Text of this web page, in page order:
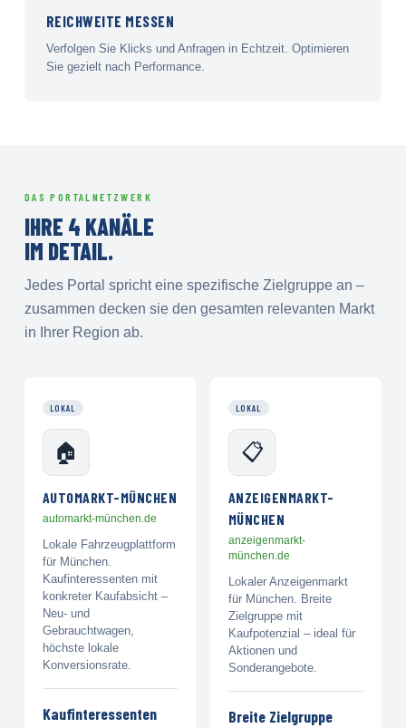
REICHWEITE MESSEN
Verfolgen Sie Klicks und Anfragen in Echtzeit. Optimieren
Sie gezielt nach Performance.
DAS PORTALNETZWERK
IHRE 4 KANÄLE
IM DETAIL.
Jedes Portal spricht eine spezifische Zielgruppe an –
zusammen decken sie den gesamten relevanten Markt
in Ihrer Region ab.
LOKAL
🏠
AUTOMARKT-MÜNCHEN
automarkt-münchen.de
Lokale Fahrzeugplattform
für München.
Kaufinteressenten mit
konkreter Kaufabsicht –
Neu- und
Gebrauchtwagen,
höchste lokale
Konversionsrate.
Kaufinteressenten
LOKAL
📋
ANZEIGENMARKT-
MÜNCHEN
anzeigenmarkt-
münchen.de
Lokaler Anzeigenmarkt
für München. Breite
Zielgruppe mit
Kaufpotenzial – ideal für
Aktionen und
Sonderangebote.
Breite Zielgruppe